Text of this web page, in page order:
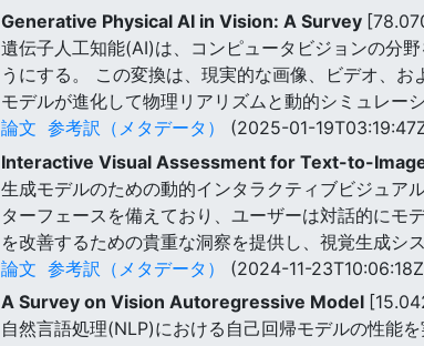
Generative Physical AI in Vision: A Survey
遺伝子人工知能(AI)は、コンピュータビジョンの分
うにする。 この変換は、現実的な画像、ビデオ、
モデルが進化して物理リアリズムと動的シミュレー
論文 参考訳（メタデータ）
(2025-01-
Interactive Visual Assessment for Text-to-
生成モデルのための動的インタラクティブビジュア
ターフェースを備えており、ユーザーは対話的にモ
を改善するための貴重な洞察を提供し、視覚生成シ
論文 参考訳（メタデータ）
(2024-11-
A Survey on Vision Autoregressive Model
自然言語処理(NLP)における自己回帰モデルの性能